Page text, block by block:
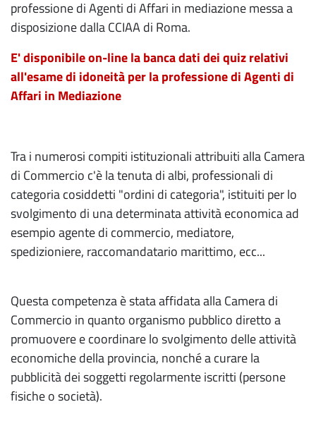
professione di Agenti di Affari in mediazione messa a
disposizione dalla CCIAA di Roma.
E' disponibile on-line la banca dati dei quiz relativi
all'esame di idoneità per la professione di Agenti di
Affari in Mediazione
Tra i numerosi compiti istituzionali attribuiti alla Camera
di Commercio c'è la tenuta di albi, professionali di
categoria cosiddetti "ordini di categoria", istituiti per lo
svolgimento di una determinata attività economica ad
esempio agente di commercio, mediatore,
spedizioniere, raccomandatario marittimo, ecc...
Questa competenza è stata affidata alla Camera di
Commercio in quanto organismo pubblico diretto a
promuovere e coordinare lo svolgimento delle attività
economiche della provincia, nonché a curare la
pubblicità dei soggetti regolarmente iscritti (persone
fisiche o società).